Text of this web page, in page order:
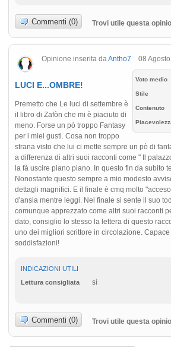
Commenti (0) Trovi utile questa
Opinione inserita da Antho7 08
Voto medio
Stile
Contenuto
LUCI E...OMBRE!
Premetto che Le luci di settembre è
il libro di Zafòn che mi è piaciuto di
meno. Forse un pò troppo Fantasy
per i miei gusti. Cosa non troppo
strana visto che lui ci mette sempre un pò di
a differenza di altri suoi racconti come " Il
la fà uscire piano piano. In questo fin da subito
Nonostante questo sempre a mio modesto
dettagli magnifici. E il finale è cmq molto
d'ansia mentre leggi. Nel finale si sente il suo
comunque apprezzato come altri suoi racconti
dato, consiglio lo stesso la lettera di questo
uno dei migliori scrittore in circolazione.
soddisfazioni!
INDICAZIONI UTILI
Lettura consigliata
sì
Commenti (0) Trovi utile questa